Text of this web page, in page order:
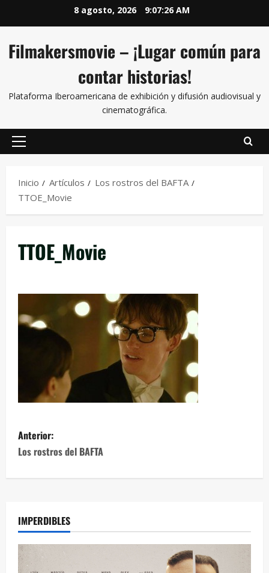
8 agosto, 2026 9:07:26 AM
Filmakersmovie – ¡Lugar común para
contar historias!
Plataforma Iberoamericana de exhibición y difusión audiovisual y
cinematográfica.
Inicio Artículos
Los rostros del BAFTA
TTOE_Movie
TTOE_Movie
Anterior:
Los rostros del BAFTA
IMPERDIBLES